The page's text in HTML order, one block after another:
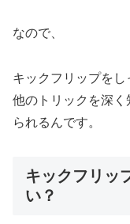
なので、
キックフリップを
他のトリックを深
られるんです。
キックフリッ
い？